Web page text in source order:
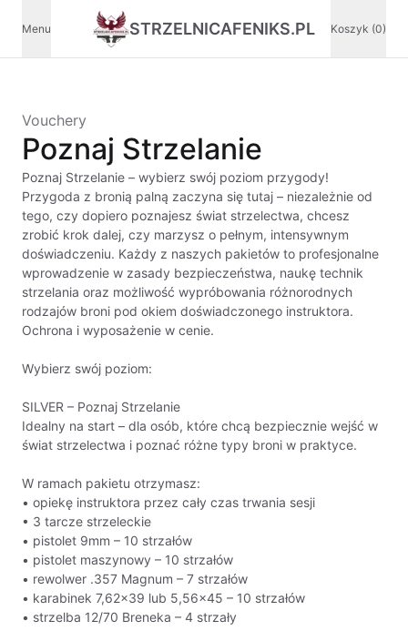
Menu STRZELNICAFENIKS.PL Koszyk (0)
Vouchery
Poznaj Strzelanie
Poznaj Strzelanie – wybierz swój poziom przygody!
Przygoda z bronią palną zaczyna się tutaj – niezależnie od
tego, czy dopiero poznajesz świat strzelectwa, chcesz
zrobić krok dalej, czy marzysz o pełnym, intensywnym
doświadczeniu. Każdy z naszych pakietów to profesjonalne
wprowadzenie w zasady bezpieczeństwa, naukę technik
strzelania oraz możliwość wypróbowania różnorodnych
rodzajów broni pod okiem doświadczonego instruktora.
Ochrona i wyposażenie w cenie.
Wybierz swój poziom:
SILVER – Poznaj Strzelanie
Idealny na start – dla osób, które chcą bezpiecznie wejść w
świat strzelectwa i poznać różne typy broni w praktyce.
W ramach pakietu otrzymasz:
• opiekę instruktora przez cały czas trwania sesji
• 3 tarcze strzeleckie
• pistolet 9mm – 10 strzałów
• pistolet maszynowy – 10 strzałów
• rewolwer .357 Magnum – 7 strzałów
• karabinek 7,62×39 lub 5,56×45 – 10 strzałów
• strzelba 12/70 Breneka – 4 strzały